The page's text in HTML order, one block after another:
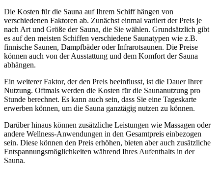
Die Kosten für die Sauna auf Ihrem Schiff hängen von
verschiedenen Faktoren ab. Zunächst einmal variiert der Preis je
nach Art und Größe der Sauna, die Sie wählen. Grundsätzlich gibt
es auf den meisten Schiffen verschiedene Saunatypen wie z.B.
finnische Saunen, Dampfbäder oder Infrarotsaunen. Die Preise
können auch von der Ausstattung und dem Komfort der Sauna
abhängen.
Ein weiterer Faktor, der den Preis beeinflusst, ist die Dauer Ihrer
Nutzung. Oftmals werden die Kosten für die Saunanutzung pro
Stunde berechnet. Es kann auch sein, dass Sie eine Tageskarte
erwerben können, um die Sauna ganztägig nutzen zu können.
Darüber hinaus können zusätzliche Leistungen wie Massagen oder
andere Wellness-Anwendungen in den Gesamtpreis einbezogen
sein. Diese können den Preis erhöhen, bieten aber auch zusätzliche
Entspannungsmöglichkeiten während Ihres Aufenthalts in der
Sauna.